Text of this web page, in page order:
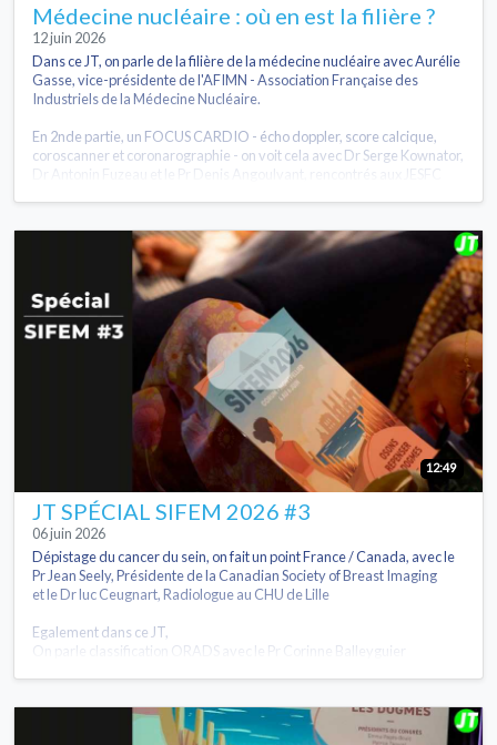
Médecine nucléaire : où en est la filière ?
12 juin 2026
Dans ce JT, on parle de la filière de la médecine nucléaire avec Aurélie
Gasse, vice-présidente de l'AFIMN - Association Française des
Industriels de la Médecine Nucléaire.
En 2nde partie, un FOCUS CARDIO - écho doppler, score calcique,
coroscanner et coronarographie - on voit cela avec Dr Serge Kownator,
Dr Antonin Fuzeau et le Pr Denis Angoulvant, rencontrés aux JESFC
12:49
JT SPÉCIAL SIFEM 2026 #3
06 juin 2026
Dépistage du cancer du sein, on fait un point France / Canada, avec le
Pr Jean Seely, Présidente de la Canadian Society of Breast Imaging
et le Dr luc Ceugnart, Radiologue au CHU de Lille
Egalement dans ce JT,
On parle classification ORADS avec le Pr Corinne Balleyguier